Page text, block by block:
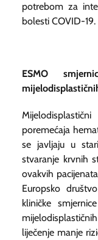
potrebom za
bolesti COVID-19.
ESMO
poremećaja
se javljaju u
stvaranje krvnih
ovakvih
Europsko
kliničke
liječenje manje